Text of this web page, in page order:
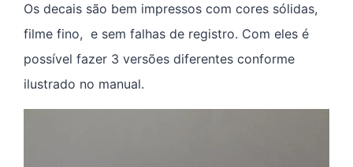
Os decais são bem impressos com cores sólidas,
filme fino, e sem falhas de registro. Com eles é
possível fazer 3 versões diferentes conforme
ilustrado no manual.